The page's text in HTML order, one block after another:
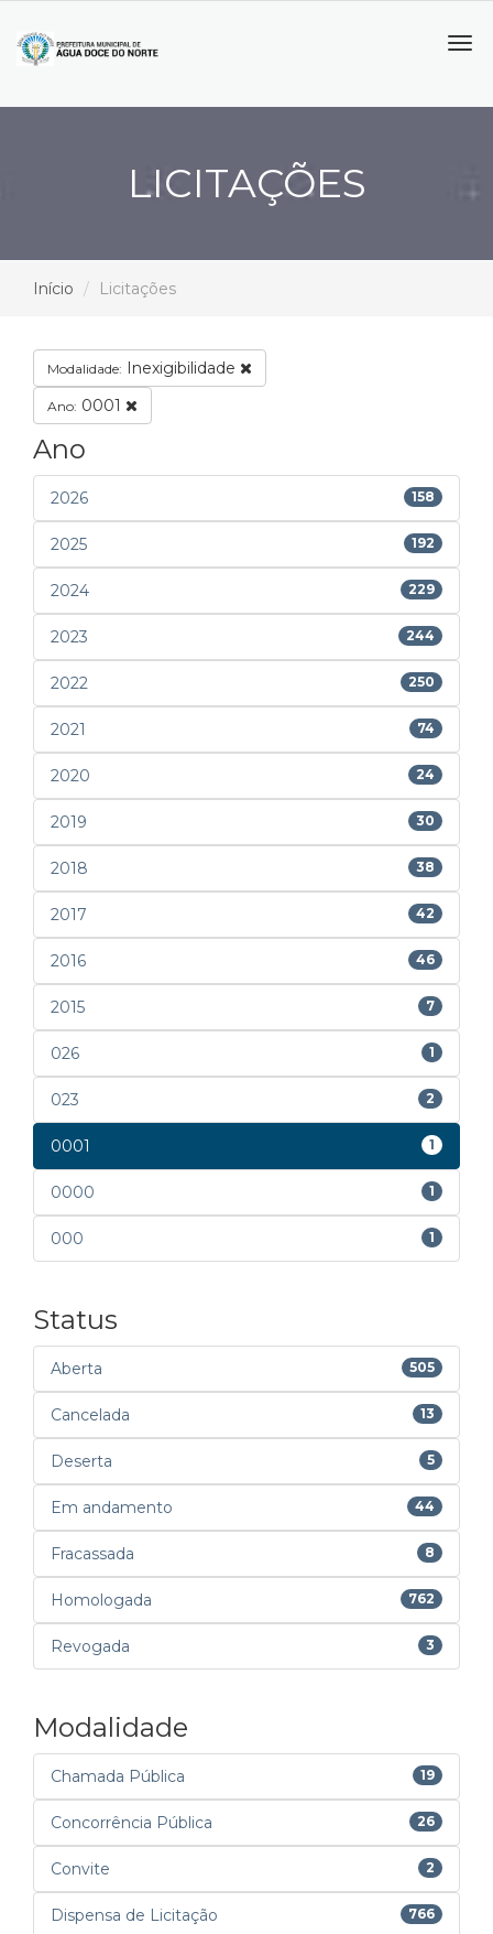
LICITAÇÕES
Início Licitações
Modalidade: Inexigibilidade
Ano: 0001
Ano
2026 158
2025 192
2024 229
2023 244
2022 250
2021 74
2020 24
2019 30
2018 38
2017 42
2016 46
2015 7
026 1
023 2
0001 1
0000 1
000 1
Status
Aberta 505
Cancelada 13
Deserta 5
Em andamento 44
Fracassada 8
Homologada 762
Revogada 3
Modalidade
Chamada Pública 19
Concorrência Pública 26
Convite 2
Dispensa de Licitação 766